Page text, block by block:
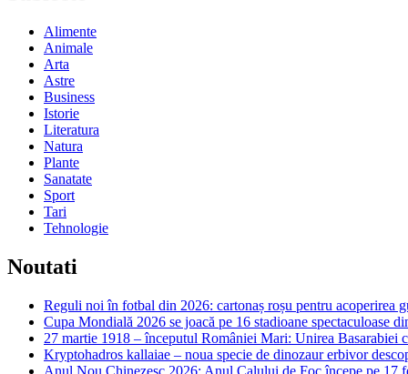
Alimente
Animale
Arta
Astre
Business
Istorie
Literatura
Natura
Plante
Sanatate
Sport
Tari
Tehnologie
Noutati
Reguli noi în fotbal din 2026: cartonaș roșu pentru acoperirea
Cupa Mondială 2026 se joacă pe 16 stadioane spectaculoase
27 martie 1918 – începutul României Mari: Unirea Basarabiei
Kryptohadros kallaiae – noua specie de dinozaur erbivor
Anul Nou Chinezesc 2026: Anul Calului de Foc începe pe 17